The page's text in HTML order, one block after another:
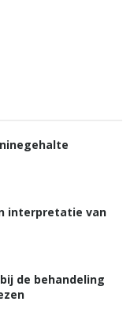
interpretatie van
de behandeling